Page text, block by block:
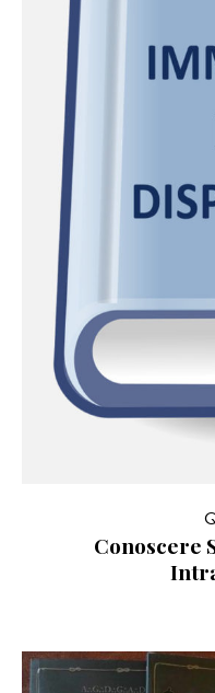
Conoscere